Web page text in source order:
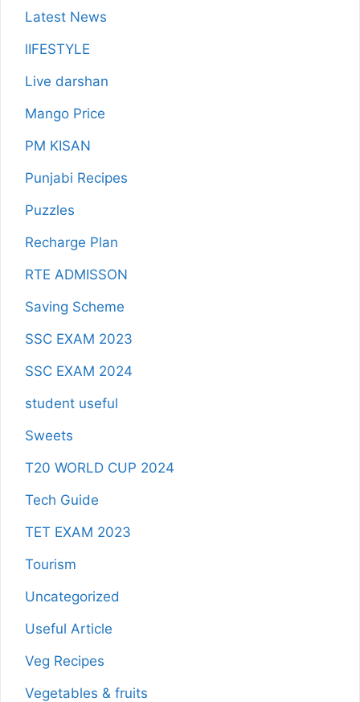
Latest News
lIFESTYLE
Live darshan
Mango Price
PM KISAN
Punjabi Recipes
Puzzles
Recharge Plan
RTE ADMISSON
Saving Scheme
SSC EXAM 2023
SSC EXAM 2024
student useful
Sweets
T20 WORLD CUP 2024
Tech Guide
TET EXAM 2023
Tourism
Uncategorized
Useful Article
Veg Recipes
Vegetables & fruits